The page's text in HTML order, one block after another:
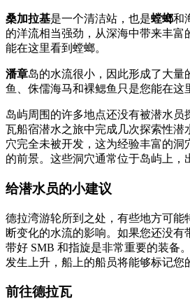
桑加拉基是一个清洁站，也是螳螂和
的洋流相当强劲，从深海中带来丰富
能在这里看到螳螂。
潘章岛的水流很小，因此形成了大量
鱼、侏儒海马和裸鳃鱼只是您能在这
岛屿周围的许多地点还没有被潜水员
瓦船宿潜水之旅中完成几次探索性潜
穴完全未被开发，这为经验丰富的洞
的前景。这些洞穴通常位于岛屿上，
给潜水员的小建议
德拉湾游轮所到之处，有些地方可能
断变化的水流的影响。如果您还没有
带好 SMB 和指旋是非常重要的装备
发生上升，船上的船员将能够标记您
前往德拉瓦